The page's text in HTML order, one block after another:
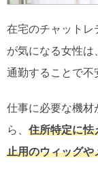
在宅のチャットレ
が気になる女性は
通勤することで不
仕事に必要な機材
ら、 住所特定に怯
止用のウィッグや